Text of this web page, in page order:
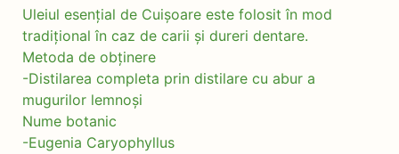
Uleiul esențial de Cuișoare este folosit în mod
tradițional în caz de carii și dureri dentare.
Metoda de obținere
-Distilarea completa prin distilare cu abur a
mugurilor lemnoși
Nume botanic
-Eugenia Caryophyllus